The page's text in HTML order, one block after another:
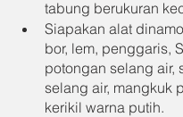
tabung berukuran
Siapakan alat
bor, lem, penggaris,
potongan selang air,
selang air, mangkuk
kerikil warna putih.